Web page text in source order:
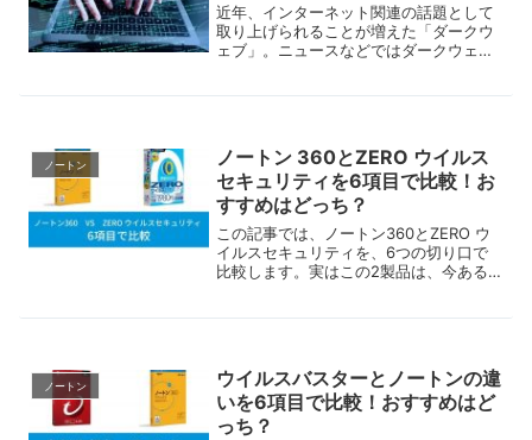
近年、インターネット関連の話題として
取り上げられることが増えた「ダークウ
ェブ」。ニュースなどではダークウェブ
ノートン
ノートン 360とZERO ウイルス
セキュリティを6項目で比較！お
すすめはどっち？
この記事では、ノートン360とZERO ウ
イルスセキュリティを、6つの切り口で
比較します。実はこの2製品は、今ある
ィは機能を絞ってシンプルさを極めた製
品です。
ノートン
ウイルスバスターとノートンの違
いを6項目で比較！おすすめはど
っち？